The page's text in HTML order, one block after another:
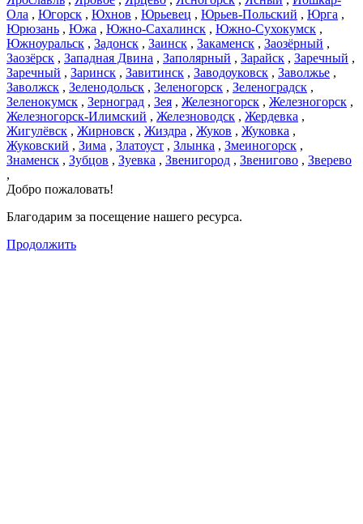
Ола , Югорск , Юхнов , Юрьевец , Юрьев-Польский , Юрга ,
Юрюзань , Южа , Южно-Сахалинск , Южно-Сухокумск ,
Южноуральск , Задонск , Заинск , Закаменск , Заозёрный ,
Заозёрск , Западная Двина , Заполярный , Зарайск , Заречный ,
Заречный , Заринск , Завитинск , Заводоуковск , Заволжье ,
Заволжск , Зеленодольск , Зеленогорск , Зеленоградск ,
Зеленокумск , Зерноград , Зея , Железногорск , Железногорск ,
Железногорск-Илимский , Железноводск , Жердевка ,
Жигулёвск , Жирновск , Жиздра , Жуков , Жуковка ,
Жуковский , Зима , Златоуст , Злынка , Змеиногорск ,
Знаменск , Зубцов , Зуевка , Звенигород , Звенигово , Зверево
,
Добро пожаловать!
Благодарим за посещение нашего ресурса.
Продолжить